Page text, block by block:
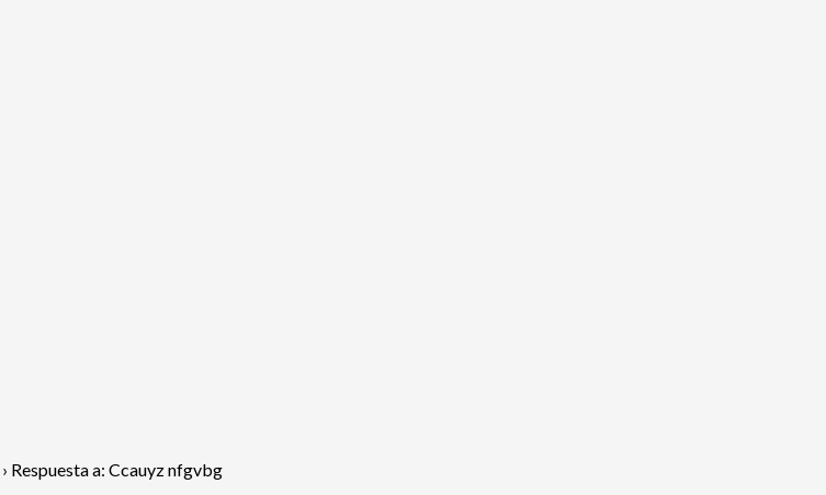
› Respuesta a: Ccauyz nfgvbg